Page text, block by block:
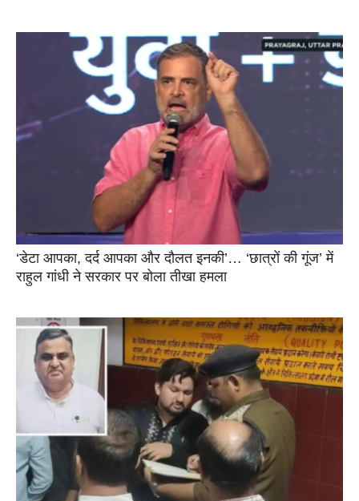
‘डेटा आपका, दर्द आपका और दौलत इनकी’… ‘छात्रों की गूंज’ में
राहुल गांधी ने सरकार पर बोला तीखा हमला